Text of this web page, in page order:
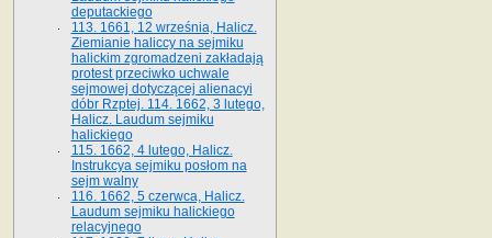
deputackiego
113. 1661, 12 września, Halicz.
Ziemianie haliccy na sejmiku
halickim zgromadzeni zakładają
protest przeciwko uchwale
sejmowej dotyczącej alienacyi
dóbr Rzptej. 114. 1662, 3 lutego,
Halicz. Laudum sejmiku
halickiego
115. 1662, 4 lutego, Halicz.
Instrukcya sejmiku posłom na
sejm walny
116. 1662, 5 czerwca, Halicz.
Laudum sejmiku halickiego
relacyjnego